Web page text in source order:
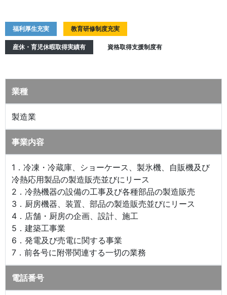
福利厚生充実 教育研修制度充実
産休・育児休暇取得実績有 資格取得支援制度有
業種
製造業
事業内容
1．冷凍・冷蔵庫、ショーケース、製氷機、自販機及び
冷熱応用製品の製造販売並びにリース
2．冷熱機器の設備の工事及び各種部品の製造販売
3．厨房機器、装置、部品の製造販売並びにリース
4．店舗・厨房の企画、設計、施工
5．建築工事業
6．発電及び売電に関する事業
7．前各号に附帯関連する一切の業務
電話番号